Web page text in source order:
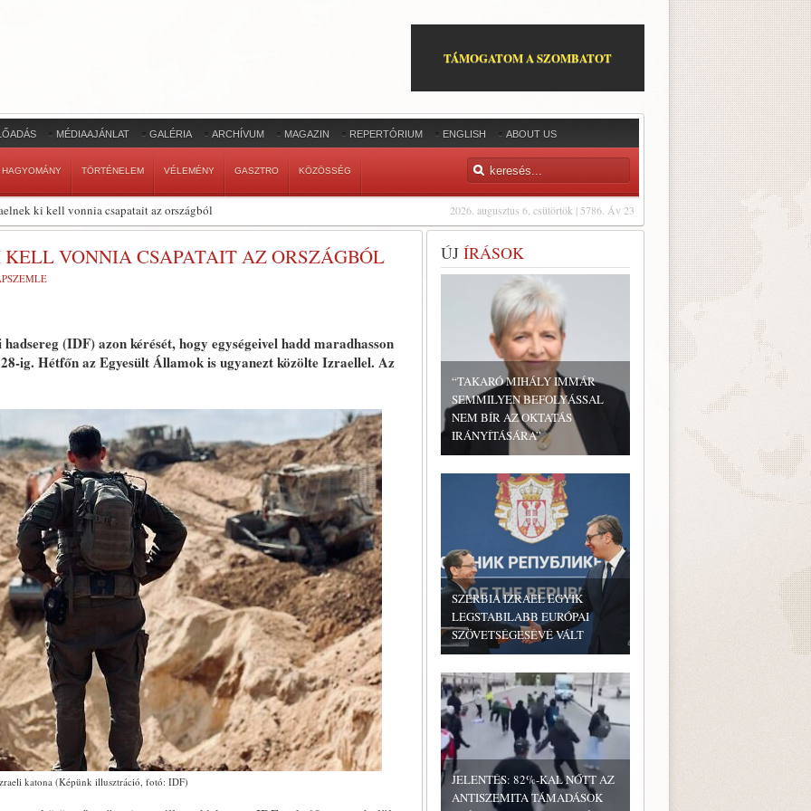
TÁMOGATOM A SZOMBATOT
MÉDIAAJÁNLAT GALÉRIA ARCHÍVUM MAGAZIN REPERTÓRIUM ENGLISH ABOUT US
HAGYOMÁNY TÖRTÉNELEM VÉLEMÉNY GASZTRO KÖZÖSSÉG
2026. augusztus 6, csütörtök | 5786. Áv 23
ki kell vonnia csapatait az országból
VONNIA CSAPATAIT AZ ORSZÁGBÓL
(IDF) azon kérését, hogy egységeivel hadd maradhasson
ig. Hétfőn az Egyesült Államok is ugyanezt közölte Izraellel. Az
katona (Képünk illusztráció, fotó: IDF)
ÚJ ÍRÁSOK
“TAKARÓ MIHÁLY IMMÁR
SEMMILYEN BEFOLYÁSSAL
NEM BÍR AZ OKTATÁS
IRÁNYÍTÁSÁRA”
SZERBIA IZRAEL EGYIK
LEGSTABILABB EURÓPAI
SZÖVETSÉGESÉVÉ VÁLT
JELENTÉS: 82%-KAL NŐTT AZ
ANTISZEMITA TÁMADÁSOK